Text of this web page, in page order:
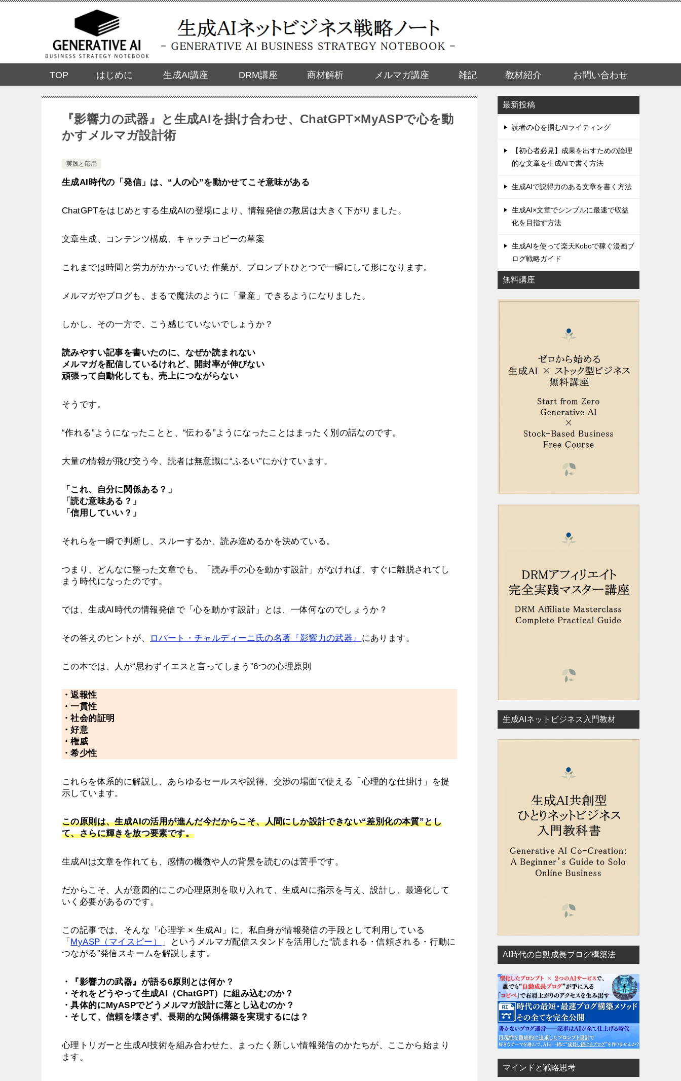
TOP はじめに 生成AI講座 DRM講座 商材解析 メルマガ講座 雑記 教材紹介 お問い合わせ
『影響力の武器』と生成AIを掛け合わせ、ChatGPT×MyASPで心を動
かすメルマガ設計術
実践と応用
生成AI時代の「発信」は、“人の心”を動かせてこそ意味がある
ChatGPTをはじめとする生成AIの登場により、情報発信の敷居は大きく下がりました。
文章生成、コンテンツ構成、キャッチコピーの草案
これまでは時間と労力がかかっていた作業が、プロンプトひとつで一瞬にして形になります。
メルマガやブログも、まるで魔法のように「量産」できるようになりました。
しかし、その一方で、こう感じていないでしょうか？
読みやすい記事を書いたのに、なぜか読まれない
メルマガを配信しているけれど、開封率が伸びない
頑張って自動化しても、売上につながらない
そうです。
“作れる”ようになったことと、“伝わる”ようになったことはまったく別の話なのです。
大量の情報が飛び交う今、読者は無意識に“ふるい”にかけています。
「これ、自分に関係ある？」
「読む意味ある？」
「信用していい？」
それらを一瞬で判断し、スルーするか、読み進めるかを決めている。
つまり、どんなに整った文章でも、「読み手の心を動かす設計」がなければ、すぐに離脱されてし
まう時代になったのです。
では、生成AI時代の情報発信で「心を動かす設計」とは、一体何なのでしょうか？
その答えのヒントが、 ロバート・チャルディーニ氏の名著『影響力の武器』 にあります。
この本では、人が“思わずイエスと言ってしまう”6つの心理原則
・返報性
・一貫性
・社会的証明
・好意
・権威
・希少性
これらを体系的に解説し、あらゆるセールスや説得、交渉の場面で使える「心理的な仕掛け」を提
示しています。
この原則は、生成AIの活用が進んだ今だからこそ、人間にしか設計できない“差別化の本質”とし
て、さらに輝きを放つ要素です。
生成AIは文章を作れても、感情の機微や人の背景を読むのは苦手です。
だからこそ、人が意図的にこの心理原則を取り入れて、生成AIに指示を与え、設計し、最適化して
いく必要があるのです。
この記事では、そんな「心理学 × 生成AI」に、私自身が情報発信の手段として利用している
「 MyASP（マイスピー）
」というメルマガ配信スタンドを活用した“読まれる・信頼される・行動に
つながる”発信スキームを解説します。
・『影響力の武器』が語る6原則とは何か？
・それをどうやって生成AI（ChatGPT）に組み込むのか？
・具体的にMyASPでどうメルマガ設計に落とし込むのか？
・そして、信頼を壊さず、長期的な関係構築を実現するには？
心理トリガーと生成AI技術を組み合わせた、まったく新しい情報発信のかたちが、ここから始まり
ます。
最新投稿
読者の心を掴むAIライティング
【初心者必見】成果を出すための論理
的な文章を生成AIで書く方法
生成AIで説得力のある文章を書く方法
生成AI×文章でシンプルに最速で収益
化を目指す方法
生成AIを使って楽天Koboで稼ぐ漫画ブ
ログ戦略ガイド
無料講座
生成AIネットビジネス入門教材
AI時代の自動成長ブログ構築法
マインドと戦略思考